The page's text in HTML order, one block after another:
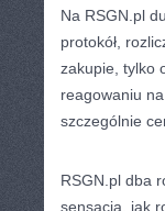
Na RSGN.pl
protokół,
zakupie, tylko
reagowaniu
szczególnie
RSGN.pl dba
sensacją, jak